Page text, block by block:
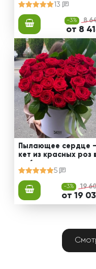
13
-3% 8
от 8
Пылающее сердце
кет из красных роз
робке
5
-3% 19
от 19